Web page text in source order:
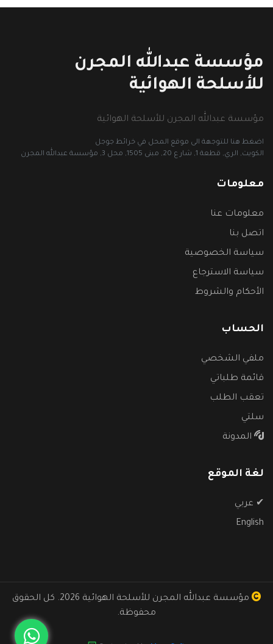
مؤسسة عبدالله المجرن
للأسلحة الهوائية
مؤسسة عبدالله المجرن للأسلحة الهوائية
اضغط هنا للتوجهة الى موقع المحل في خرائط جوجل
الكويت, الري, قطعة 1, شار ع 20, مبنى 1505, محل 3, مؤسسة عبدالله المجرن
معلومات
معلومات عنا
اتصل بنا
سياسة الخصوصية
سياسة الاسترجاع
الأحكام والشروط
الحساب
ملفي الشخصي
قائمة طلباتي
تعقب الطلب
سلتي
المدونة
لغة الموقع
✔ عربي
English
مؤسسة عبدالله المجرن للأسلحة الهوائية
2026. كل الحقوق
محفوظة.